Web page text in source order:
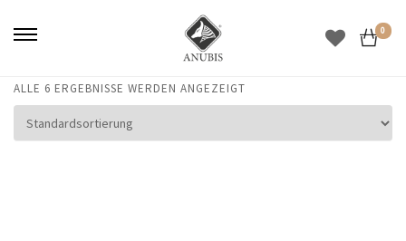
0
ALLE 6 ERGEBNISSE WERDEN ANGEZEIGT